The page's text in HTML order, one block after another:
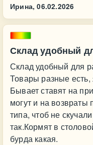
Ирина, 06.02.2026
Склад удобный
Склад удобный для
Товары разные есть,
Бывает ставят на
могут и на возвраты
типа, чтоб не
так.Кормят в
бурда какая.